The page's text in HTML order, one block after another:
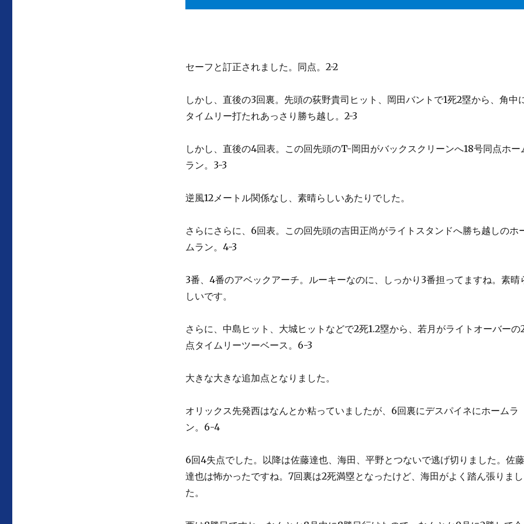
セーフと訂正されました。同点。2-2
しかし、直後の3回裏。先頭の荻野貴司ヒット、岡田バントで1死2塁から、角中
タイムリー打たれあっさり勝ち越し。2-3
しかし、直後の4回表。この回先頭のT-岡田がバックスクリーンへ18号同点ホー
ラン。3-3
逆風12メートル関係なし、素晴らしいあたりでした。
さらにさらに、6回表。この回先頭の吉田正尚がライトスタンドへ勝ち越しのホ
ムラン。4-3
3番、4番のアベックアーチ。ルーキーなのに、しっかり3番担ってますね。素晴
しいです。
さらに、中島ヒット、大城ヒットなどで2死1.2塁から、若月がライトオーバーの
点タイムリーツーベース。6-3
大きな大きな追加点となりました。
オリックス先発西はなんとか粘っていましたが、6回裏にデスパイネにホームラ
ン。6-4
6回4失点でした。以降は佐藤達也、海田、平野とつないで逃げ切りました。佐藤
達也は怖かったですね。7回裏は2死満塁となったけど、海田がよく踏ん張りまし
た。